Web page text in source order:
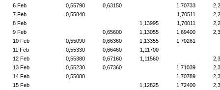
6 Feb
0,55790 0,63150 1,70733
7 Feb
0,55840 1,70511
8 Feb
1,13995 1,70011
9 Feb
0,65600 1,13055 1,69400
10 Feb
0,55090 0,66360 1,13355
1,70261
11 Feb
0,55330 0,66460
1,11700
12 Feb
0,55380 0,67160 1,11560
13 Feb
0,55230 0,67360 1,71039
14 Feb
0,55080 1,70789
15 Feb
1,12825 1,72400